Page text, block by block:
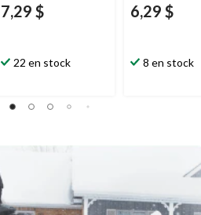
7,29 $
22 en stock
6,29 $
8 en stock